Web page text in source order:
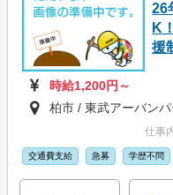
26
K
援
時給1,200円～
柏市 / 東武アーバン
仕事
交通費支給 急募 学歴不問